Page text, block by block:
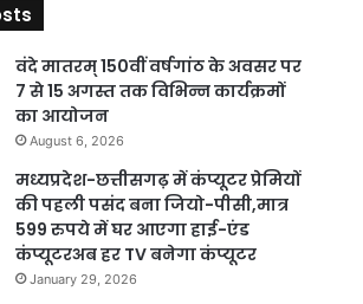
वंदे मातरम् 150वीं वर्षगांठ के अवसर पर
7 से 15 अगस्त तक विभिन्न कार्यक्रमों
का आयोजन
August 6, 2026
मध्यप्रदेश-छत्तीसगढ़ में कंप्यूटर प्रेमियों
की पहली पसंद बना जियो-पीसी,मात्र
599 रुपये में घर आएगा हाई-एंड
कंप्यूटरअब हर TV बनेगा कंप्यूटर
January 29, 2026